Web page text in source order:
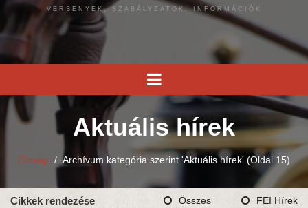
VERSENYEK, SZABÁLYZATOK, INFORMÁCIÓK
Aktuális hírek
Címlap / Archívum kategória szerint 'Aktuális hírek' (Oldal 15)
Cikkek rendezése Összes
FEI Hírek